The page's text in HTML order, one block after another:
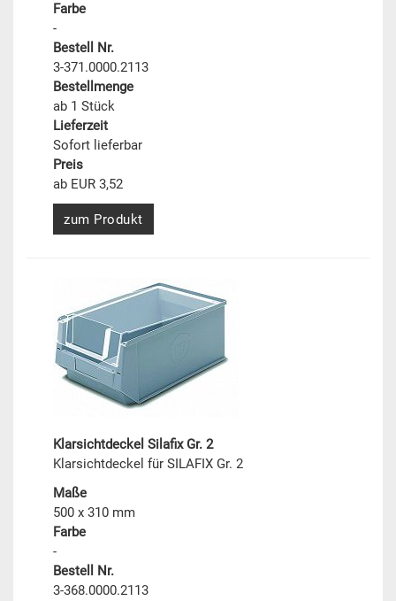
Farbe
-
Bestell Nr.
3-371.0000.2113
Bestellmenge
ab 1 Stück
Lieferzeit
Sofort lieferbar
Preis
ab EUR 3,52
zum Produkt
Klarsichtdeckel Silafix Gr. 2
Klarsichtdeckel für SILAFIX Gr. 2
Maße
500 x 310 mm
Farbe
-
Bestell Nr.
3-368.0000.2113